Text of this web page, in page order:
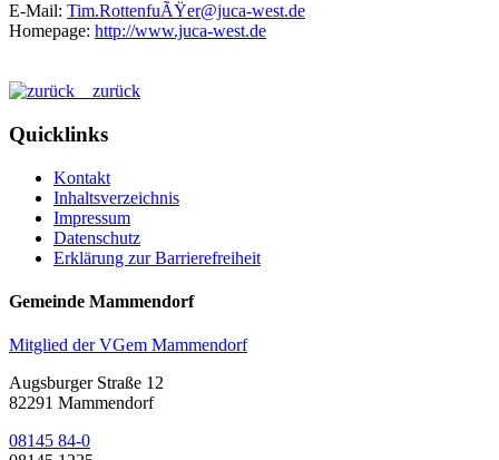
E-Mail: Tim.RottenfuÃŸer@juca-west.de
Homepage: http://www.juca-west.de
zurück
Quicklinks
Kontakt
Inhaltsverzeichnis
Impressum
Datenschutz
Erklärung zur Barrierefreiheit
Gemeinde Mammendorf
Mitglied der VGem Mammendorf
Augsburger Straße 12
82291 Mammendorf
08145 84-0